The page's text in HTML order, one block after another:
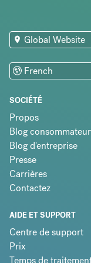
SOCIÉTÉ
Propos
Blog consommateur
Blog d'entreprise
Presse
Carrières
Contactez
AIDE ET SUPPORT
Centre de support
Prix
Temps de